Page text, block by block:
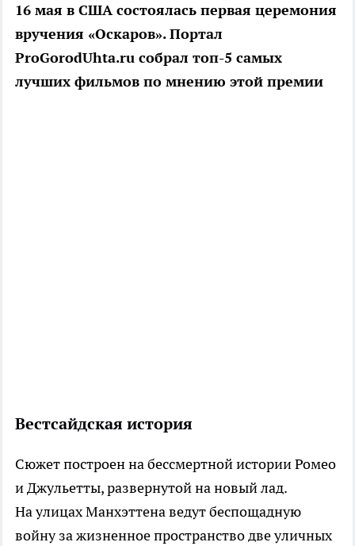
16 мая в США состоялась первая церемония
вручения «Оскаров». Портал
ProGorodUhta.ru собрал топ-5 самых
лучших фильмов по мнению этой премии
Вестсайдская история
Сюжет построен на бессмертной истории Ромео
и Джульетты, развернутой на новый лад.
На улицах Манхэттена ведут беспощадную
войну за жизненное пространство две уличных